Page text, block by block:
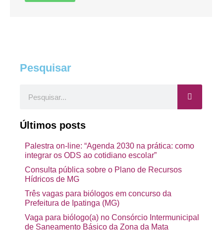
Pesquisar
Últimos posts
Palestra on-line: “Agenda 2030 na prática: como
integrar os ODS ao cotidiano escolar”
Consulta pública sobre o Plano de Recursos
Hídricos de MG
Três vagas para biólogos em concurso da
Prefeitura de Ipatinga (MG)
Vaga para biólogo(a) no Consórcio Intermunicipal
de Saneamento Básico da Zona da Mata